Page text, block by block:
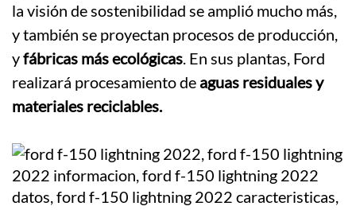
la visión de sostenibilidad se amplió mucho más,
y también se proyectan procesos de producción,
yfábricas más ecológicas. En sus plantas, Ford
realizará procesamiento de aguas residuales y
materiales reciclables.